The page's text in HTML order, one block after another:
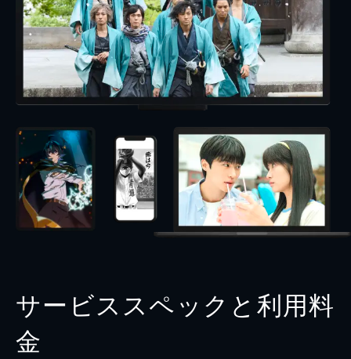
サービススペックと利用料
金